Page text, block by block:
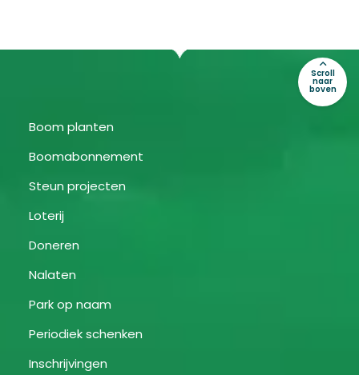
Boom planten
Boomabonnement
Steun projecten
Loterij
Doneren
Nalaten
Park op naam
Periodiek schenken
Inschrijvingen
Scroll
naar
boven